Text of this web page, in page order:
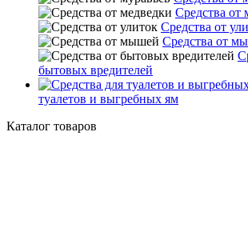
Средства от
Средства от
Средства от
бытовых вредителей
туалетов и выгребных ям
Каталог товаров